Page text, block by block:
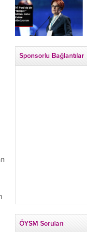
Sponsorlu Bağlantılar
ÖYSM Soruları